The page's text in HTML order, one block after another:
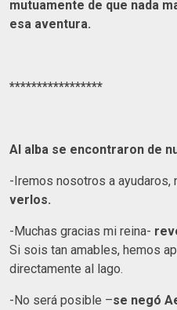
mutuamente de que nada
esa aventura.
*****************
Al alba se encontraron de
-Iremos nosotros a ayudaros,
verlos.
-Muchas gracias mi reina-
Si sois tan amables, hemos
directamente al lago.
-No será posible –se negó